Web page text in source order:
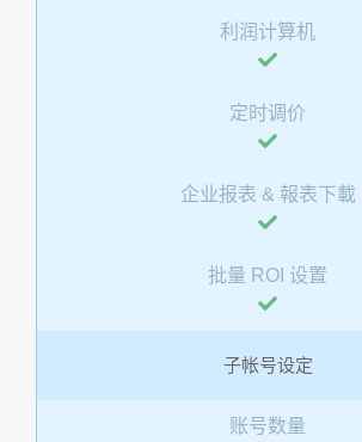
利润计算机
定时调价
企业报表 & 報表下載
批量 ROI 设置
子帐号设定
账号数量